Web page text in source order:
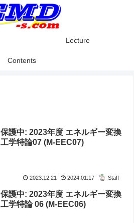
Lecture
Contents
保護中: 2023年度 エネルギー変換
工学特論07 (M-EEC07)
2023.12.21 2024.01.17 Staff
保護中: 2023年度 エネルギー変換
工学特論 06 (M-EEC06)